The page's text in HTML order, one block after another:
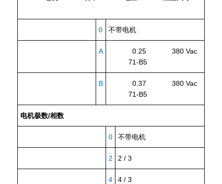
0 不带电机
A
0.25 380 Vac
71-B5
B
0.37 380 Vac
71-B5
电机极数/相数
0 不带电机
2 2 / 3
4 4 / 3